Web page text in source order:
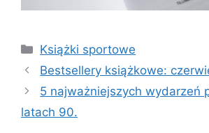
Kategorie
Książki sportowe
Bestsellery książkowe:
5 najważniejszych wydarzeń
latach 90.